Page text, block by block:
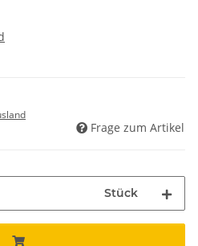
Frage zum Artikel
Stück